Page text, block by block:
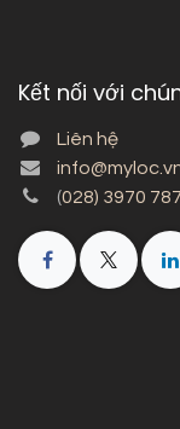
Kết nối với
Liên hệ
(028) 3970